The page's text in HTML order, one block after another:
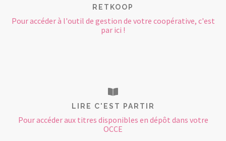
RETKOOP
Pour accéder à l'outil de gestion de votre coopérative, c'est
par ici !
LIRE C'EST PARTIR
Pour accéder aux titres disponibles en dépôt dans votre
OCCE